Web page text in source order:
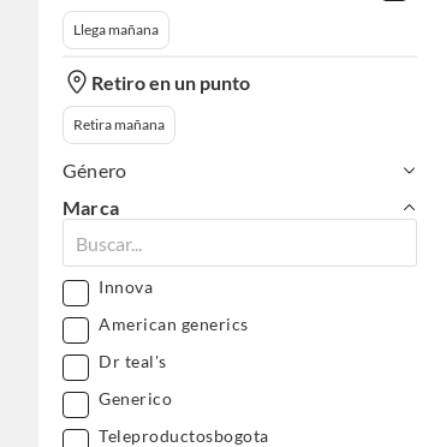
Llega mañana
Retiro en un punto
Retira mañana
Género
Marca
Innova
American generics
Dr teal's
Generico
Teleproductosbogota